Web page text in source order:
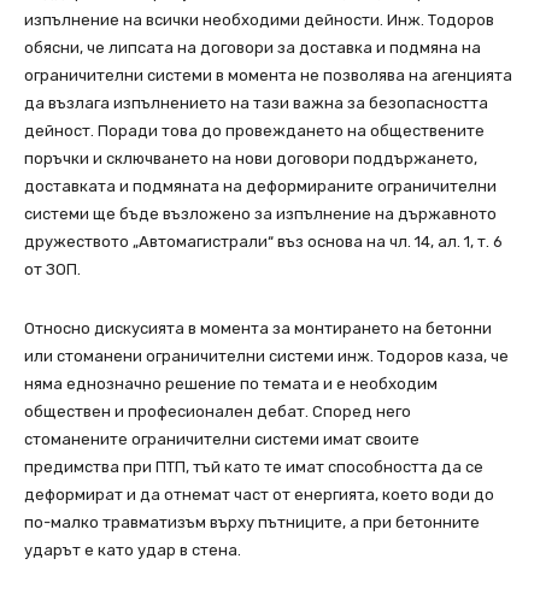
изпълнение на всички необходими дейности. Инж. Тодоров
обясни, че липсата на договори за доставка и подмяна на
ограничителни системи в момента не позволява на агенцията
да възлага изпълнението на тази важна за безопасността
дейност. Поради това до провеждането на обществените
поръчки и сключването на нови договори поддържането,
доставката и подмяната на деформираните ограничителни
системи ще бъде възложено за изпълнение на държавното
дружеството „Автомагистрали“ въз основа на чл. 14, ал. 1, т. 6
от ЗОП.
Относно дискусията в момента за монтирането на бетонни
или стоманени ограничителни системи инж. Тодоров каза, че
няма еднозначно решение по темата и е необходим
обществен и професионален дебат. Според него
стоманените ограничителни системи имат своите
предимства при ПТП, тъй като те имат способността да се
деформират и да отнемат част от енергията, което води до
по-малко травматизъм върху пътниците, а при бетонните
ударът е като удар в стена.